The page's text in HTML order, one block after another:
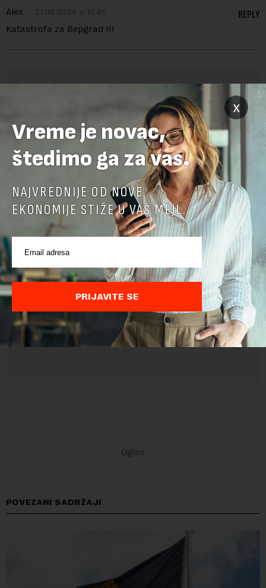
Alex 21.08.2024. u 12:45
Katastrofa za Bepgrad !!!
REPLY
Pre slanja komentara, molimo vas da se upoznate sa
pravilima komentarisanja i pravilima korišćenja sajta.
Sajt je zaštićen pomocu reCaptcha i Google.Google Politika
PrivatnostiiGoogle Uslovi Korišćenjasu primenjeni.
POVEZANI SADRŽAJI
x
Vreme je novac,
štedimo ga za vas.
NAJVREDNIJE OD NOVE
EKONOMIJE STIŽE U VAŠ MEJL.
PRIJAVITE SE